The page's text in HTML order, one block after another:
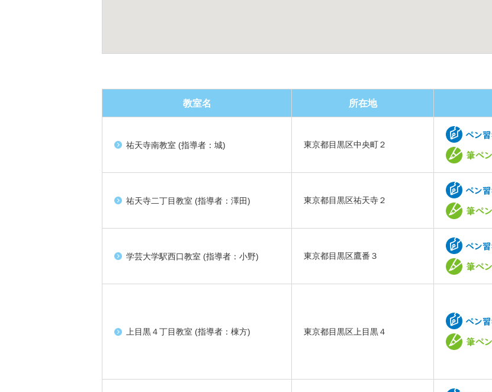
教室名 所在地
祐天寺南教室 (指導者：城) 東京都目黒区中央町２
祐天寺二丁目教室 (指導者：澤田) 東京都目黒区祐天寺２
学芸大学駅西口教室 (指導者：小野) 東京都目黒区鷹番３
上目黒４丁目教室 (指導者：棟方) 東京都目黒区上目黒４